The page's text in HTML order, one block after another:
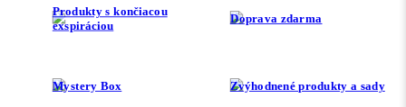
Produkty s končiacou
exspiráciou
Doprava zdarma
Mystery Box Zvýhodnené produkty a sady